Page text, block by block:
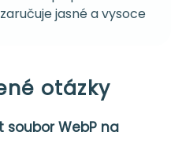
jasné a vysoce
otázky
WebP na